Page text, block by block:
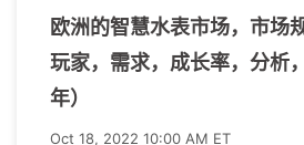
欧洲的智慧水表市场，市场
玩家，需求，成长率，分析
年）
Oct 18, 2022 10:00 AM ET